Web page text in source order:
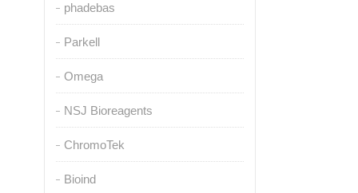
phadebas
Parkell
Omega
NSJ Bioreagents
ChromoTek
Bioind